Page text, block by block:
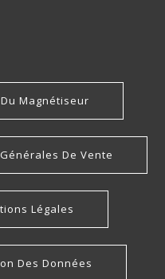
Magnétiseur
De Vente
Légales
Des Données